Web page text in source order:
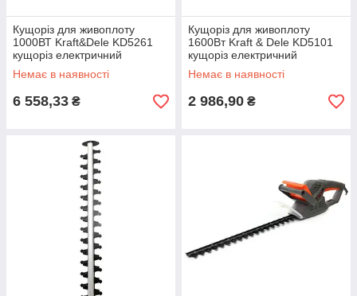
Кущоріз для живоплоту
1000ВТ Kraft&Dele KD5261
кущоріз електричний
Немає в наявності
6 558,33 ₴
Кущоріз для живоплоту
1600Вт Kraft & Dele KD5101
кущоріз електричний
Немає в наявності
2 986,90 ₴